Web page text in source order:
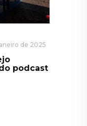
de 2025
podcast